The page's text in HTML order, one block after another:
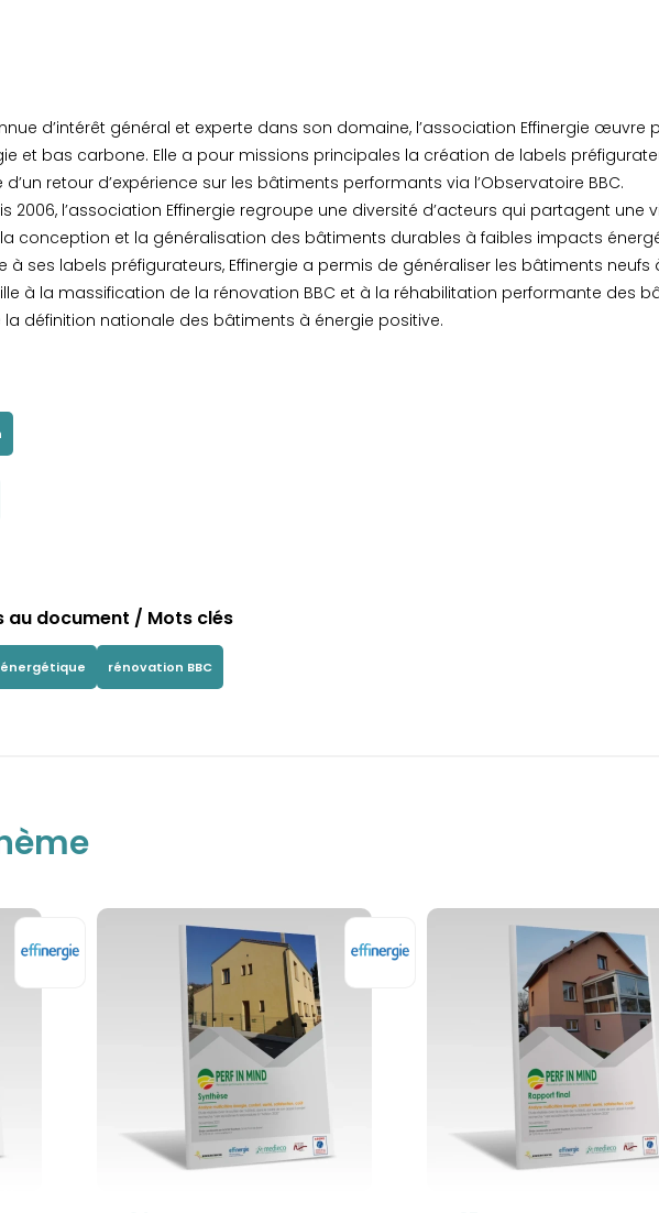
d’intérêt général et experte dans son domaine, l’association Effinergie
et bas carbone. Elle a pour missions principales la création de labels
d’un retour d’expérience sur les bâtiments performants via l’Observatoire BBC.
2006, l’association Effinergie regroupe une diversité d’acteurs qui partagent
conception et la généralisation des bâtiments durables à faibles impacts
à ses labels préfigurateurs, Effinergie a permis de généraliser les bâtiments
à la massification de la rénovation BBC et à la réhabilitation performante des
la définition nationale des bâtiments à énergie positive.
au document / Mots clés
rénovation BBC